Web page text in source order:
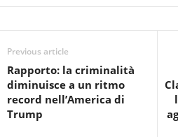
Previous article
Rapporto: la criminalità
diminuisce a un ritmo
record nell’America di
Trump